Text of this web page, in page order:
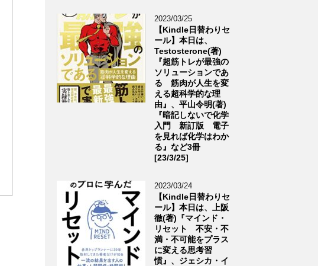
2023/03/25
【Kindle日替わりセ
ール】本日は、
Testosterone(著)
『超筋トレが最強の
ソリューションであ
る 筋肉が人生を変
える超科学的な理
由』、平山令明(著)
『暗記しないで化学
入門 新訂版 電子
を見れば化学はわか
る』など3冊
[23/3/25]
2023/03/24
【Kindle日替わりセ
ール】本日は、上阪
徹(著)『マインド・
リセット 不安・不
満・不可能をプラス
に変える思考習
慣』、ジェシカ・イ